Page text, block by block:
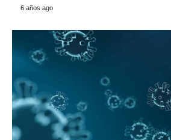
6 años ago